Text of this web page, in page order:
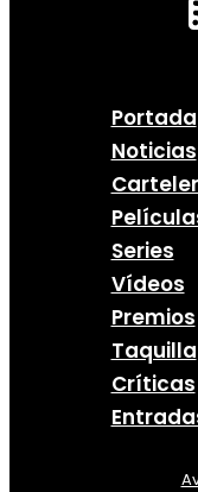
Portada
Noticias
Series
Vídeos
Premios
Taquilla
Críticas